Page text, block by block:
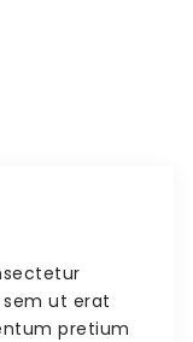
ut erat
pretium